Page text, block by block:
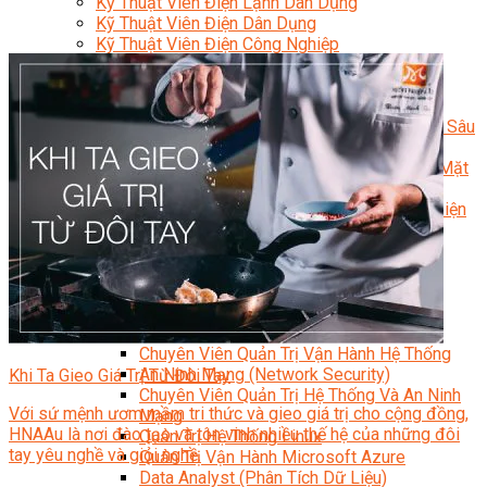
Kỹ Thuật Viên Điện Dân Dụng
Kỹ Thuật Viên Điện Công Nghiệp
Nghiệp Vụ Tư Vấn & Giám Sát MEP
Sửa Chữa Điện Lạnh Dân Dụng
Chuyên Viên Chẩn Đoán ECU
Kỹ Thuật Viên Đại Tu Hộp Số Tự Động Chuyên Sâu
Kỹ Thuật Quấn Dây Và Sửa Chữa Máy Điện
Thiết Kế Lắp Đặt Hệ Thống Điện Năng Lượng Mặt
Trời
Kỹ Thuật Viên Điện Tử Chuyên Ngành Điện – Điện
Lạnh Dân Dụng
Ngành Khác
Quản Trị & Phát Triển Doanh Nghiệp
Giám Đốc Nhân Sự Chuyên Nghiệp
Quản Lý Cấp Trung Chuyên Nghiệp
Công Nghệ Thông Tin
Chuyên Viên Quản Trị Vận Hành Hệ Thống
An Ninh Mạng (Network Security)
Chuyên Viên Quản Trị Hệ Thống Và An Ninh
Mạng
Quản Trị Hệ Thống Linux
Quản Trị Vận Hành Microsoft Azure
Data Analyst (Phân Tích Dữ Liệu)
Khi Ta Gieo Giá Trị Từ Đôi Tay
Với sứ mệnh ươm mầm tri thức và gieo giá trị cho cộng đồng,
HNAAu là nơi đào tạo và tôn vinh nhiều thế hệ của những đôi
tay yêu nghề và giỏi nghề.